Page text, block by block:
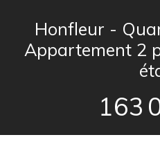
Honfleur -
Appartement 2
163